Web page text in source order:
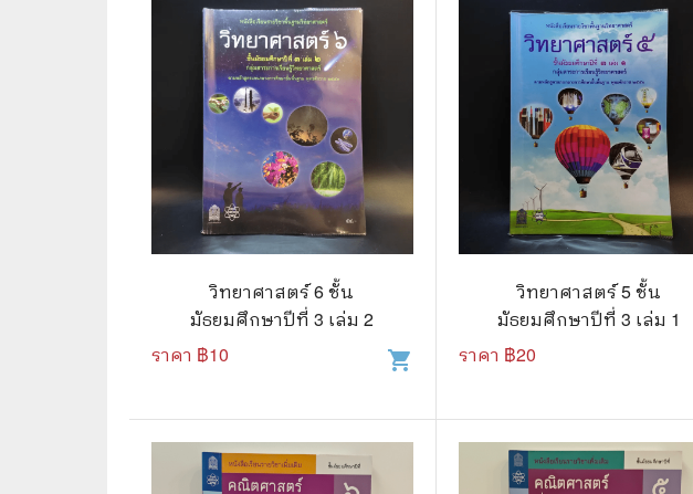
วิทยาศาสตร์ 6 ชั้น
มัธยมศึกษาปีที่ 3 เล่ม 2
ราคา ฿10 shopping_cart
วิทยาศาสตร์ 5 ชั้น
มัธยมศึกษาปีที่ 3 เล่ม 1
ราคา ฿20
🎸 ดนตรี ภาพยนตร์
⚽ กีฬา เกม
🖥️ คอมพิวเตอร์ เทคโนโลยี
หนังสือทั่วไป พ็อกเก็ตบุ๊ค
🦄 วรรณกรรม นิยาย เรื่องสั้น
🐇 เรื่องสั้น
🛖 วรรณคดีไทย นิทานพื้นบ้าน
👩‍🦳 นิยายไทยรุ่นเก่า
🏵️ บทกวี บทกลอน
⚽ การ์ตูนกีฬา
🔮 แฟนตาซี
🧗‍♂️ ผจญภัย ท่องเที่ยว
☠️ การ์ตูนผีไทย
👩 สนพ.ยอดธิดา
☘️ สนพ.รักพิมพ์ Luckpim
🔵 สนพ.Phoenix Next
🏳️‍🌈 สนพ.หมึกจีน
🟩 สนพ.บงกช